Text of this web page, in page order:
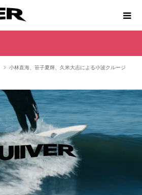
小林直海、笹子夏輝、久米大志による小波クルージ